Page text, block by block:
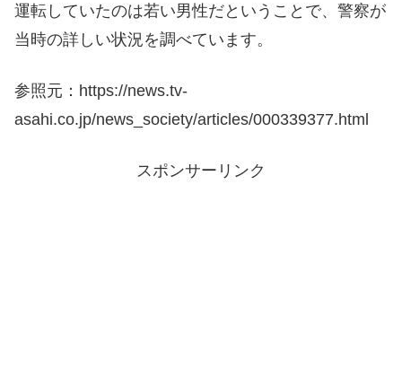
運転していたのは若い男性だということで、警察が
当時の詳しい状況を調べています。
参照元：https://news.tv-
asahi.co.jp/news_society/articles/000339377.html
スポンサーリンク